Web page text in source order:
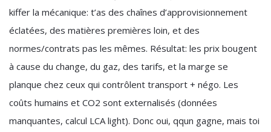
kiffer la mécanique: t’as des chaînes d’approvisionnement
éclatées, des matières premières loin, et des
normes/contrats pas les mêmes. Résultat: les prix bougent
à cause du change, du gaz, des tarifs, et la marge se
planque chez ceux qui contrôlent transport + négo. Les
coûts humains et CO2 sont externalisés (données
manquantes, calcul LCA light). Donc oui, qqun gagne, mais toi